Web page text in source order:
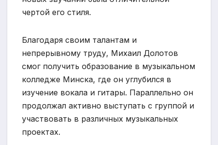
чертой его стиля.
Благодаря своим талантам и
непрерывному труду, Михаил Долотов
смог получить образование в музыкальном
колледже Минска, где он углубился в
изучение вокала и гитары. Параллельно он
продолжал активно выступать с группой и
участвовать в различных музыкальных
проектах.